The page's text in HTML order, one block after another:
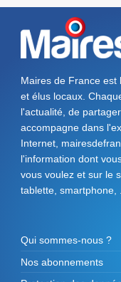
Maires de France
et élus locaux.
l'actualité, de
accompagne dans
Internet,
l'information dont
vous voulez et sur le
tablette, smartphone,
Qui sommes-nous ?
Nos abonnements